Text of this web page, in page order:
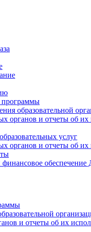
программы
образовательной
органов и отчеты об
услуг
органов и отчеты об
финансовое
и отчеты об их